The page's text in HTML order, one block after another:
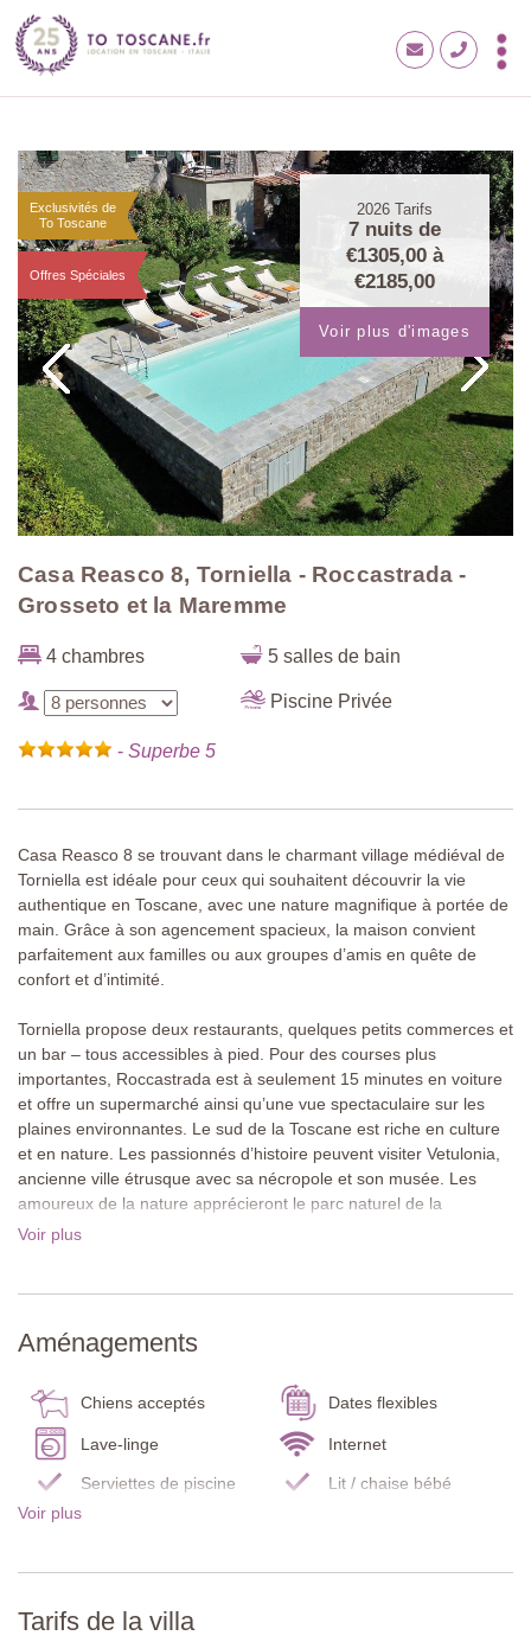
Exclusivités de
To Toscane
Offres Spéciales
2026 Tarifs
7 nuits de
€1305,00 à
€2185,00
Voir plus d'images
Casa Reasco 8, Torniella - Roccastrada -
Grosseto et la Maremme
4 chambres 5 salles de bain
Piscine Privée
- Superbe 5
Casa Reasco 8 se trouvant dans le charmant village médiéval de
Torniella est idéale pour ceux qui souhaitent découvrir la vie
authentique en Toscane, avec une nature magnifique à portée de
main. Grâce à son agencement spacieux, la maison convient
parfaitement aux familles ou aux groupes d’amis en quête de
confort et d’intimité.
Torniella propose deux restaurants, quelques petits commerces et
un bar – tous accessibles à pied. Pour des courses plus
importantes, Roccastrada est à seulement 15 minutes en voiture
et offre un supermarché ainsi qu’une vue spectaculaire sur les
plaines environnantes. Le sud de la Toscane est riche en culture
et en nature. Les passionnés d’histoire peuvent visiter Vetulonia,
ancienne ville étrusque avec sa nécropole et son musée. Les
amoureux de la nature apprécieront le parc naturel de la
Maremme, une zone côtière protégée. Des excursions à
La maison se situe au cœur du village historique. C’est une
volets verts en bois. Le jardin est étonnamment spacieux et bien
pavillon en bois avec une table à manger et des chaises offrent
un cadre idéal pour des repas en plein air.
La maison s’étend sur trois étages et offre beaucoup d’espace et
d’intimité. L’intérieur est chaleureux et accueillant, avec des
plafonds à poutres apparentes, des murs en pierre et une
Hall d'entrée
Voir plus
Aménagements
Chiens acceptés Dates flexibles
Lave-linge Internet
Serviettes de piscine
Lit / chaise bébé
Détecteur de
Voir plus
Tarifs de la villa